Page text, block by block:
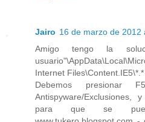
Jairo 16 de marzo de 2012
Amigo tengo la
Internet Files\Content.IE5\*.*
Debemos
Antispyware/Exclusiones,
para que se